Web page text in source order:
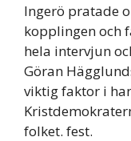
Ingerö pratade
kopplingen och
hela intervjun
Göran
viktig faktor i
folket. fest.